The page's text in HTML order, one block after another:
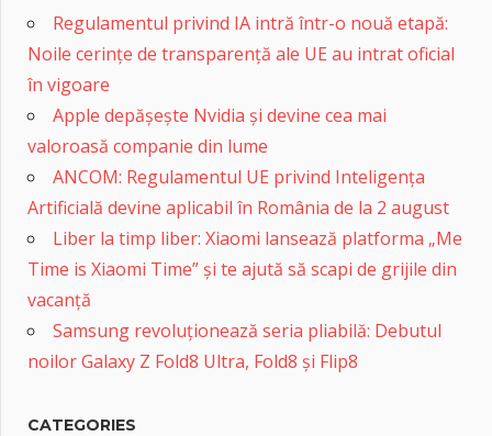
Regulamentul privind IA intră într-o nouă etapă:
Noile cerințe de transparență ale UE au intrat oficial
în vigoare
Apple depășește Nvidia și devine cea mai
valoroasă companie din lume
ANCOM: Regulamentul UE privind Inteligența
Artificială devine aplicabil în România de la 2 august
Liber la timp liber: Xiaomi lansează platforma „Me
Time is Xiaomi Time” și te ajută să scapi de grijile din
vacanță
Samsung revoluționează seria pliabilă: Debutul
noilor Galaxy Z Fold8 Ultra, Fold8 și Flip8
CATEGORIES